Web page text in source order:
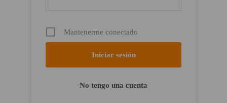
Mantenerme conectado
No tengo una cuenta